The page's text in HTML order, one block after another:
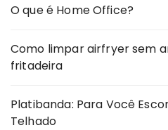
O que é Home Office?
Como limpar airfryer sem
fritadeira
Platibanda: Para Você
Telhado